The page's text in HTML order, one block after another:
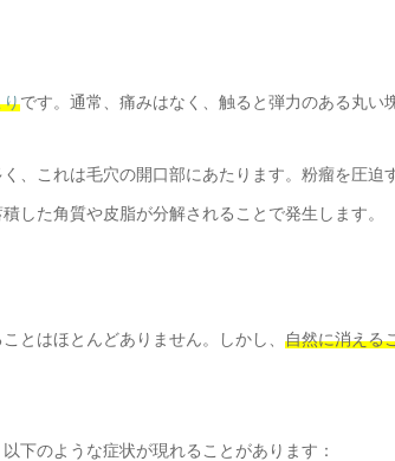
りです。通常、痛みはなく、触ると弾力のある丸い
、これは毛穴の開口部にあたります。粉瘤を圧迫
した角質や皮脂が分解されることで発生します。
とはほとんどありません。しかし、 自然に消える
以下のような症状が現れることがあります：